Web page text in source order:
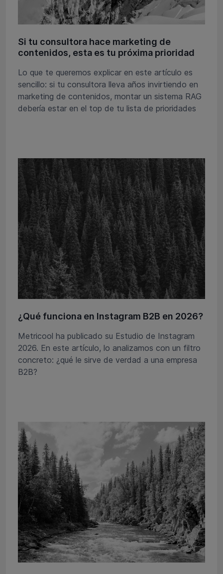
Si tu consultora hace marketing de
contenidos, esta es tu próxima prioridad
Lo que te queremos explicar en este artículo es
sencillo: si tu consultora lleva años invirtiendo en
marketing de contenidos, montar un sistema RAG
debería estar en el top de tu lista de prioridades
¿Qué funciona en Instagram B2B en 2026?
Metricool ha publicado su Estudio de Instagram
2026. En este artículo, lo analizamos con un filtro
concreto: ¿qué le sirve de verdad a una empresa
B2B?